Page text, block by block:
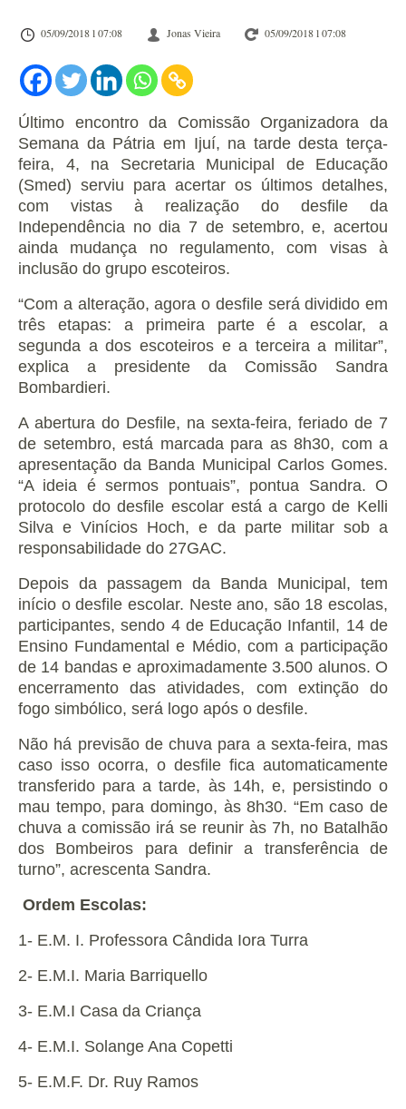
05/09/2018 l 07:08 Jonas Vieira 05/09/2018 l 07:08
Último encontro da Comissão Organizadora da
Semana da Pátria em Ijuí, na tarde desta terça-
feira, 4, na Secretaria Municipal de Educação
(Smed) serviu para acertar os últimos detalhes,
com vistas à realização do desfile da
Independência no dia 7 de setembro, e, acertou
ainda mudança no regulamento, com visas à
inclusão do grupo escoteiros.
“Com a alteração, agora o desfile será dividido em
três etapas: a primeira parte é a escolar, a
segunda a dos escoteiros e a terceira a militar”,
explica a presidente da Comissão Sandra
Bombardieri.
A abertura do Desfile, na sexta-feira, feriado de 7
de setembro, está marcada para as 8h30, com a
apresentação da Banda Municipal Carlos Gomes.
“A ideia é sermos pontuais”, pontua Sandra. O
protocolo do desfile escolar está a cargo de Kelli
Silva e Vinícios Hoch, e da parte militar sob a
responsabilidade do 27GAC.
Depois da passagem da Banda Municipal, tem
início o desfile escolar. Neste ano, são 18 escolas,
participantes, sendo 4 de Educação Infantil, 14 de
Ensino Fundamental e Médio, com a participação
de 14 bandas e aproximadamente 3.500 alunos. O
encerramento das atividades, com extinção do
fogo simbólico, será logo após o desfile.
Não há previsão de chuva para a sexta-feira, mas
caso isso ocorra, o desfile fica automaticamente
transferido para a tarde, às 14h, e, persistindo o
mau tempo, para domingo, às 8h30. “Em caso de
chuva a comissão irá se reunir às 7h, no Batalhão
dos Bombeiros para definir a transferência de
turno”, acrescenta Sandra.
Ordem Escolas:
1- E.M. I. Professora Cândida Iora Turra
2- E.M.I. Maria Barriquello
3- E.M.I Casa da Criança
4- E.M.I. Solange Ana Copetti
5- E.M.F. Dr. Ruy Ramos